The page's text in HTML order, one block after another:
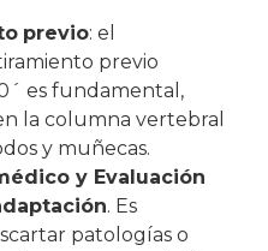
previo: el
previo
es fundamental,
la columna vertebral
y muñecas.
y Evaluación
. Es
patologías o